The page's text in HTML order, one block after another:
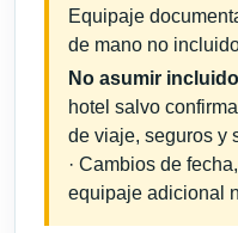
Equipaje
de mano no
No asumir
hotel salvo
de viaje, seguros y
· Cambios de
equipaje adicional